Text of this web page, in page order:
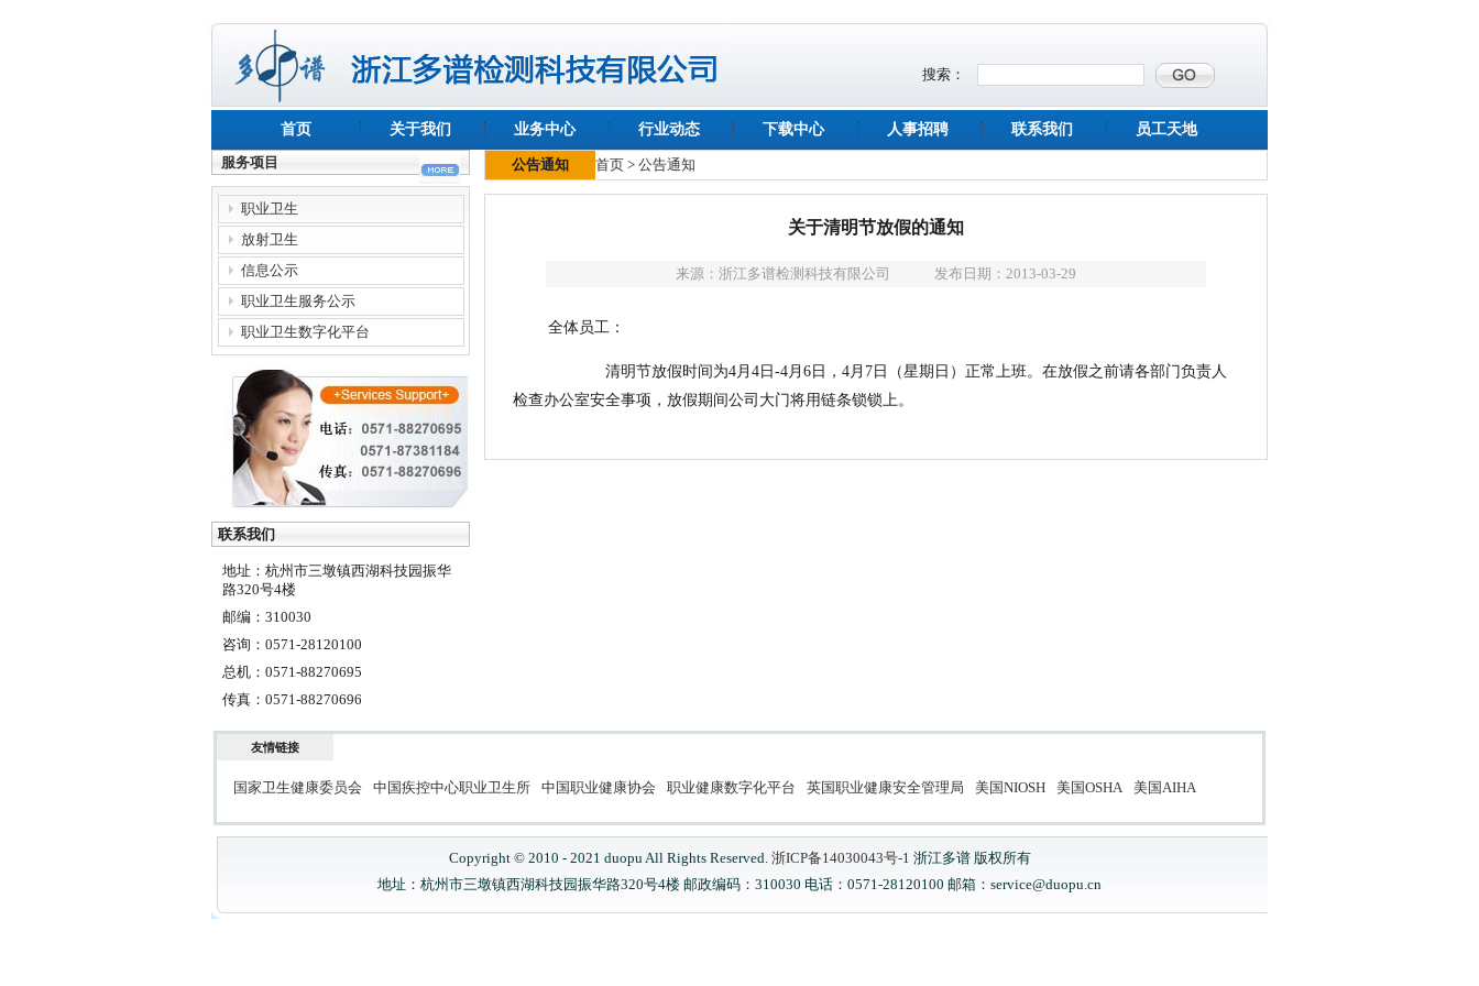
搜索：
首页 关于我们 业务中心 行业动态 下载中心 人事招聘 联系我们
员工天地
服务项目
职业卫生
放射卫生
信息公示
职业卫生服务公示
职业卫生数字化平台
联系我们
地址：杭州市三墩镇西湖科技园振华
路320号4楼
邮编：310030
咨询：0571-28120100
总机：0571-88270695
传真：0571-88270696
公告通知 首页 > 公告通知
关于清明节放假的通知
来源： 浙江多谱检测科技有限公司 发布日期：2013-03-29
全体员工：
清明节放假时间为4月4日-4月6日，4月7日（星期日）正常上班。在放假之前请各部门负责人
检查办公室安全事项，放假期间公司大门将用链条锁锁上。
友情链接
国家卫生健康委员会 中国疾控中心职业卫生所 中国职业健康协会 职业健康数字化平台 英国职业健康安全管理局 美国NIOSH 美国OSHA 美国AIHA
Copyright © 2010 - 2021 duopu All Rights Reserved. 浙ICP备14030043号-1 浙江多谱 版权所有
地址：杭州市三墩镇西湖科技园振华路320号4楼 邮政编码：310030 电话：0571-28120100 邮箱：service@duopu.cn